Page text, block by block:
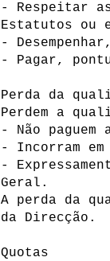
- Respeitar as
Estatutos ou
-
- Pagar,
Perda da
Perdem a
- Não
- Incorram
-
Geral.
A perda da
da Direcção.
Quotas